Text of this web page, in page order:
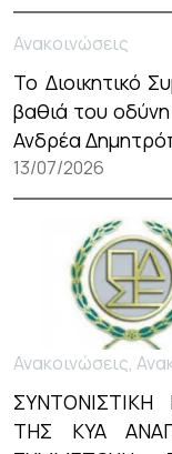
Ανακοινώσεις
Το Διοικητικό
βαθιά του
Ανδρέα
13/07/2026
Ανακοινώσεις,
ΤΗΣ ΚΥΑ